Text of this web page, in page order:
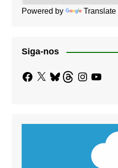
Powered by Translate
Siga-nos
Facebook
X BlueskyThreadsInstagram
YouTube